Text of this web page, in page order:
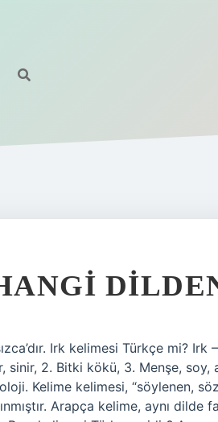
Irk kelimesi Türkçe mi? Irk
Kelime kelimesi, “söylenen,